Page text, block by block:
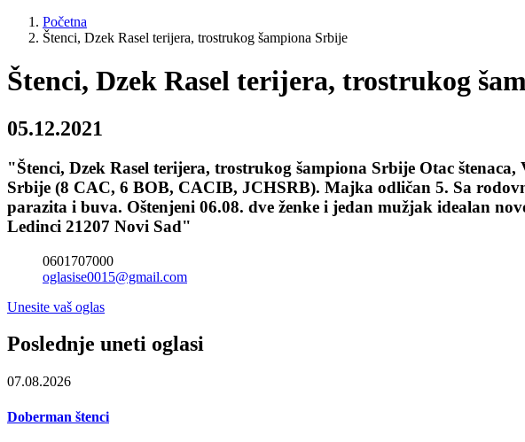
Početna
Štenci, Dzek Rasel terijera, trostrukog šampiona Srbije
Štenci, Dzek Rasel terijera, trostrukog
05.12.2021
"Štenci, Dzek Rasel terijera, trostrukog šampiona Srbije Otac
Srbije (8 CAC, 6 BOB, CACIB, JCHSRB). Majka odličan 5. Sa
parazita i buva. Oštenjeni 06.08. dve ženke i jedan mužjak idealan
Ledinci 21207 Novi Sad"
0601707000
oglasise0015@gmail.com
Unesite vaš oglas
Poslednje uneti oglasi
07.08.2026
Doberman štenci